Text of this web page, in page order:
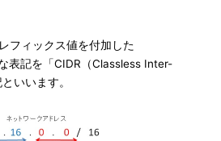
フィックス値を付加した
表記を「CIDR（Classless Inter-
いいます。